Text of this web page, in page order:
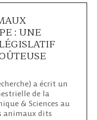
: UNE
a écrit un
de la
& Sciences au
animaux dits